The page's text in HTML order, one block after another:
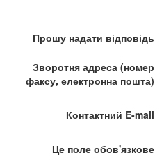
Прошу надати відповідь
Зворотня адреса (номер
факсу, електронна пошта)
Контактний E-mail
Це поле обов'язкове